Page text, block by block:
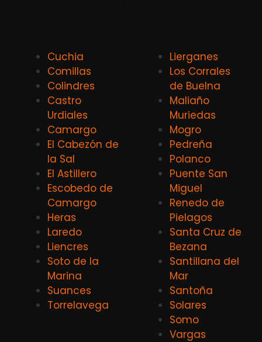
Cuchia
Comillas
Colindres
Castro
Urdiales
Camargo
El Cabezón de
la Sal
El Astillero
Escobedo de
Camargo
Heras
Laredo
Liencres
Soto de la
Marina
Suances
Torrelavega
Lierganes
Los Corrales
de Buelna
Maliaño
Muriedas
Mogro
Pedreña
Polanco
Puente San
Miguel
Renedo de
Pielagos
Santa Cruz de
Bezana
Santillana del
Mar
Santoña
Solares
Somo
Vargas